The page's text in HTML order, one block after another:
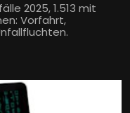
2025, 1.513 mit
Vorfahrt,